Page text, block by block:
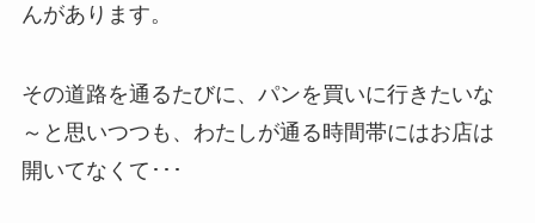
んがあります。
その道路を通るたびに、パンを買いに行きたいな
～と思いつつも、わたしが通る時間帯にはお店は
開いてなくて･･･